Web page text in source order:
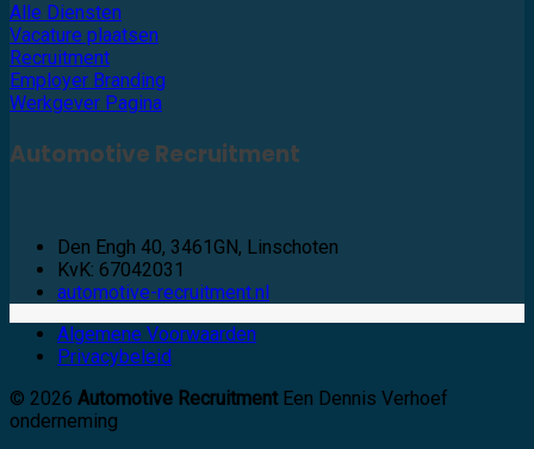
Alle Diensten
Vacature plaatsen
Recruitment
Employer Branding
Werkgever Pagina
Automotive Recruitment
Den Engh 40, 3461GN, Linschoten
KvK: 67042031
automotive-recruitment.nl
Algemene Voorwaarden
Privacybeleid
© 2026 Automotive RecruitmentEen Dennis Verhoef
onderneming